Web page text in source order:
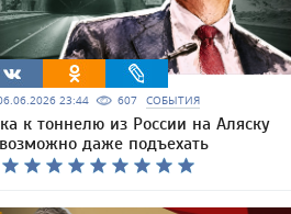
23:44 607 СОБЫТИЯ
к тоннелю из России на Аляску
даже подъехать